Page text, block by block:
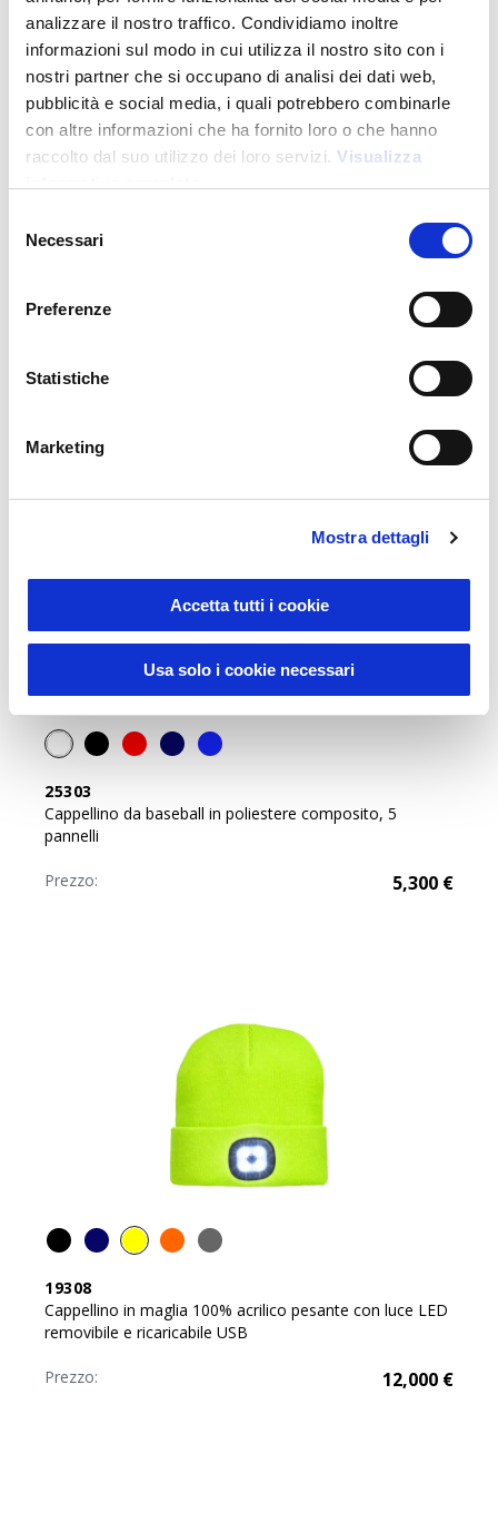
analizzare il nostro traffico. Condividiamo inoltre
informazioni sul modo in cui utilizza il nostro sito con i
nostri partner che si occupano di analisi dei dati web,
pubblicità e social media, i quali potrebbero combinarle
con altre informazioni che ha fornito loro o che hanno
raccolto dal suo utilizzo dei loro servizi. Visualizza
delNecessari
Preferenze
Statistiche
Marketing
Mostra dettagli
Accetta tutti i cookie
Usa solo i cookie necessari
Novità
Cappello pescatore pieghevole in nylon
Prezzo: 5,000€
25303
Cappellino da baseball in poliestere composito, 5
pannelli
Prezzo: 5,300 €
19308
Cappellino in maglia 100% acrilico pesante con luce LED
removibile e ricaricabile USB
Prezzo: 12,000 €